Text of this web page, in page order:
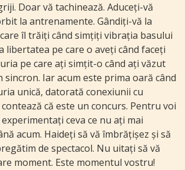
Doar vă tachinează. Aduceți-vă
la antrenamente. Gândiți-vă la
îl trăiți când simțiți vibrația basului
libertatea pe care o aveți când faceți
pe care ați simțit-o când ați văzut
sincron. Iar acum este prima oară când
unică, datorată conexiunii cu
că este un concurs. Pentru voi
ceva ce nu ați mai
acum. Haideți să vă îmbrățișez și să
de spectacol. Nu uitați să vă
moment. Este momentul vostru!